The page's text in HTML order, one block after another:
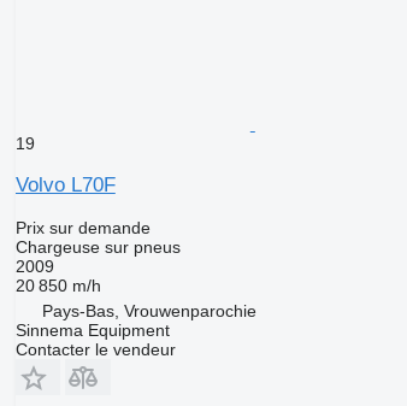
19
Volvo L70F
Prix sur demande
Chargeuse sur pneus
2009
20 850 m/h
Pays-Bas, Vrouwenparochie
Sinnema Equipment
Contacter le vendeur